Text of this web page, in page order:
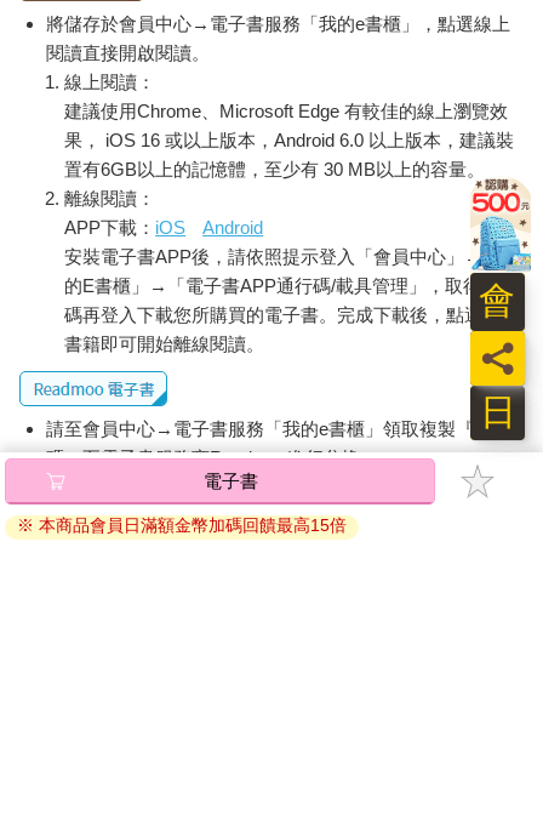
將儲存於會員中心→電子書服務「我的e書櫃」，點選線上
閱讀直接開啟閱讀。
線上閱讀：
建議使用Chrome、Microsoft Edge 有較佳的線上瀏覽效
果， iOS 16 或以上版本，Android 6.0 以上版本，建議裝
置有6GB以上的記憶體，至少有 30 MB以上的容量。
離線閱讀：
APP下載： iOS
Android
安裝電子書APP後，請依照提示登入「會員中心」→「我
的E書櫃」→「電子書APP通行碼/載具管理」，取得通行
碼再登入下載您所購買的電子書。完成下載後，點選任一
書籍即可開始離線閱讀。
請至會員中心→電子書服務「我的e書櫃」領取複製『兌換
碼』至電子書服務商Readmoo進行兌換。
退換貨須知：
因版權保護，您在金石堂所購買的電子書僅能以金石堂專屬
電子書
※ 本商品會員日滿額金幣加碼回饋最高15倍
日
員
會